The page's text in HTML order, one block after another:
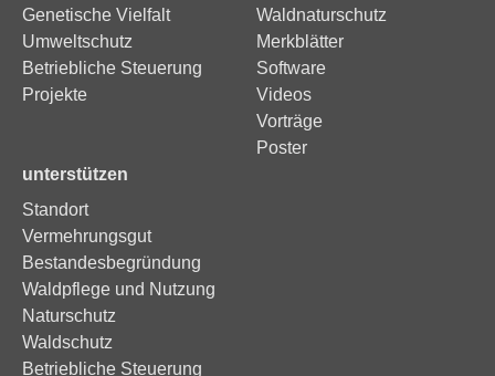
Genetische Vielfalt
Umweltschutz
Betriebliche Steuerung
Projekte
Waldnaturschutz
Merkblätter
Software
Videos
Vorträge
Poster
unterstützen
Standort
Vermehrungsgut
Bestandesbegründung
Waldpflege und Nutzung
Naturschutz
Waldschutz
Betriebliche Steuerung